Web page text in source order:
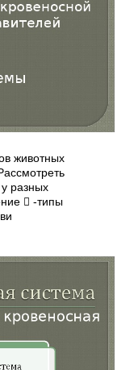
животных
разных
 -типы